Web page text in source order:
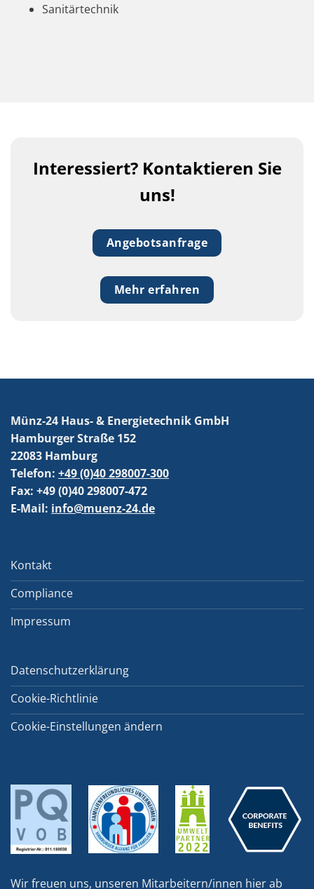
Sanitärtechnik
Interessiert? Kontaktieren Sie
uns!
Angebotsanfrage
Mehr erfahren
Münz-24 Haus- & Energietechnik GmbH
Hamburger Straße 152
22083 Hamburg
Telefon: +49 (0)40 298007-300
Fax: +49 (0)40 298007-472
E-Mail: info@muenz-24.de
Kontakt
Compliance
Impressum
Datenschutzerklärung
Cookie-Richtlinie
Cookie-Einstellungen ändern
Wir freuen uns, unseren Mitarbeitern/innen hier ab